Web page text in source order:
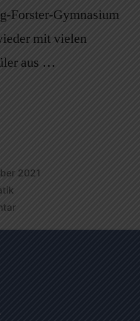
Forster-Gymnasium
mit vielen
aus …
2021